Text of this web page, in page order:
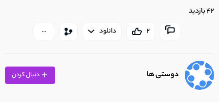
42 بازدید
2 دانلود
دوستی ها